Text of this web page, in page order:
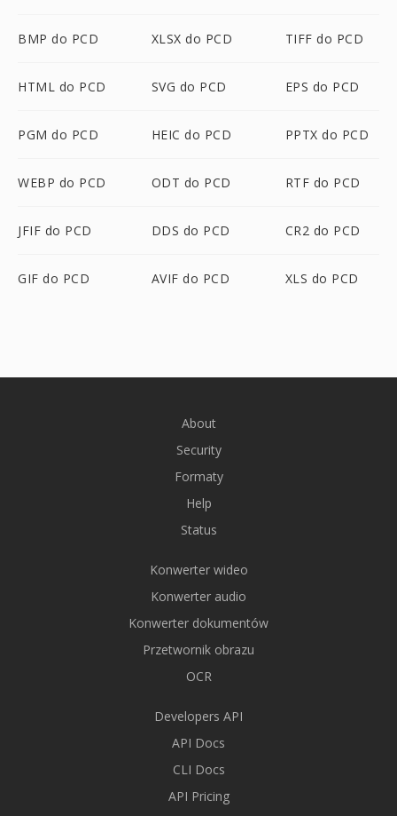
BMP do PCD XLSX do PCD TIFF do PCD
HTML do PCD SVG do PCD EPS do PCD
PGM do PCD HEIC do PCD PPTX do PCD
WEBP do PCD ODT do PCD RTF do PCD
JFIF do PCD DDS do PCD CR2 do PCD
GIF do PCD AVIF do PCD XLS do PCD
About
Security
Formaty
Help
Status
Konwerter wideo
Konwerter audio
Konwerter dokumentów
Przetwornik obrazu
OCR
Developers API
API Docs
CLI Docs
API Pricing